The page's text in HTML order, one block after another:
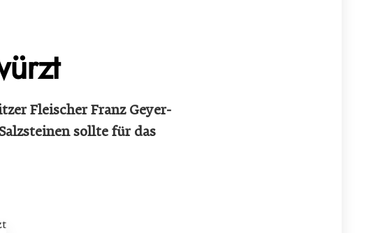
Fleischer Franz Geyer-
sollte für das